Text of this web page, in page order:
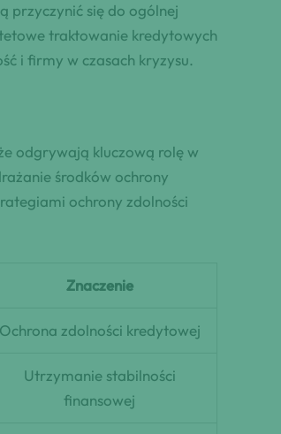
przyczynić się do ogólnej
traktowanie kredytowych
i firmy w czasach kryzysu.
odgrywają kluczową rolę w
środków ochrony
ochrony zdolności
Znaczenie
Ochrona zdolności kredytowej
Utrzymanie stabilności
finansowej